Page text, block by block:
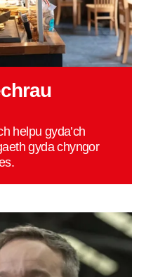
helpu gyda’ch
gyda chyngor